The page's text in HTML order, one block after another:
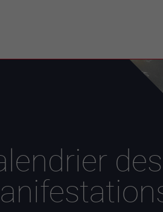
et écoliers
parcelles
virtuel
communal
Emplois
Organisation
communale
Programme de
législature
Stratégies
Jumelage
des